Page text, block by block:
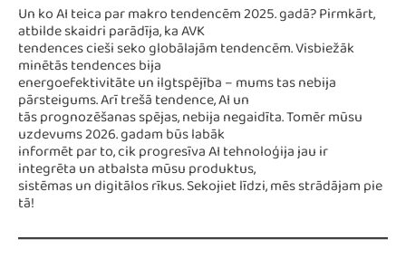
Un ko AI teica par makro tendencēm 2025. gadā? Pirmkārt,
atbilde skaidri parādīja, ka AVK
tendences cieši seko globālajām tendencēm. Visbiežāk
minētās tendences bija
energoefektivitāte un ilgtspējība – mums tas nebija
pārsteigums. Arī trešā tendence, AI un
tās prognozēšanas spējas, nebija negaidīta. Tomēr mūsu
uzdevums 2026. gadam būs labāk
informēt par to, cik progresīva AI tehnoloģija jau ir
integrēta un atbalsta mūsu produktus,
sistēmas un digitālos rīkus. Sekojiet līdzi, mēs strādājam pie
tā!